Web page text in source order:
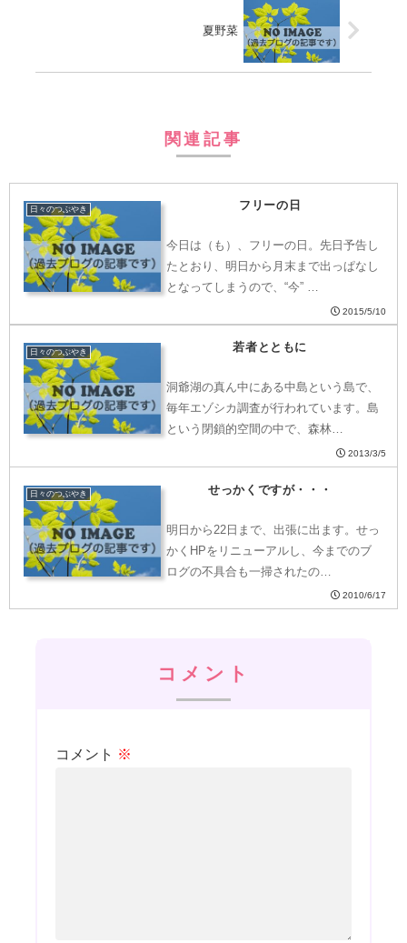
夏野菜
関連記事
日々のつぶやき フリーの日
今日は（も）、フリーの日。先日予告し
たとおり、明日から月末まで出っぱなし
となってしまうので、“今” …
2015/5/10
日々のつぶやき 若者とともに
洞爺湖の真ん中にある中島という島で、
毎年エゾシカ調査が行われています。島
という閉鎖的空間の中で、森林…
2013/3/5
日々のつぶやき せっかくですが・・・
明日から22日まで、出張に出ます。せっ
かくHPをリニューアルし、今までのブ
ログの不具合も一掃されたの…
2010/6/17
コメント
コメント ※